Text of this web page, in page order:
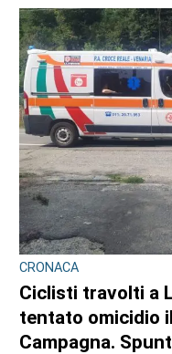
CRONACA
Ciclisti travolti a
tentato omicidio
Campagna.